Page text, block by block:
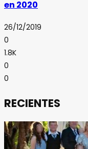
en 2020
26/12/2019
0
1.8K
0
0
RECIENTES